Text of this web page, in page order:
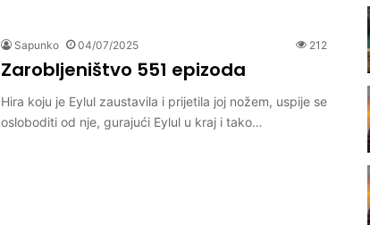
Sapunko 04/07/2025 212
Zarobljeništvo 551 epizoda
Hira koju je Eylul zaustavila i prijetila joj nožem, uspije se
osloboditi od nje, gurajući Eylul u kraj i tako…